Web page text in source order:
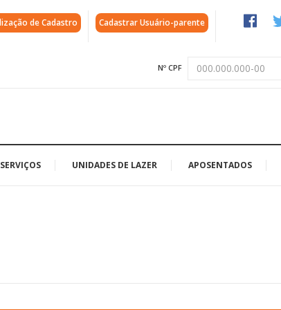
de Cadastro Cadastrar Usuário-parente
Nº CPF
SERVIÇOS UNIDADES DE LAZER APOSENTADOS